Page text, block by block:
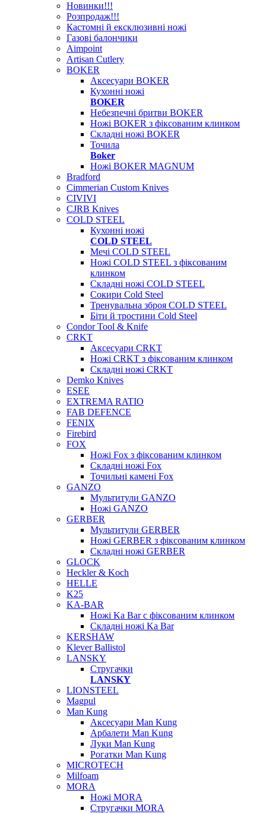
Новинки!!!
Розпродаж!!!
Кастомні й ексклюзивні ножі
Газові балончики
Aimpoint
Artisan Cutlery
BOKER
Аксесуари BOKER
Кухонні ножі
BOKER
Небезпечні бритви BOKER
Ножі BOKER з фіксованим клинком
Складні ножі BOKER
Точила
Boker
Ножі BOKER MAGNUM
Bradford
Cimmerian Custom Knives
CIVIVI
CJRB Knives
COLD STEEL
Кухонні ножі
COLD STEEL
Мечі COLD STEEL
Ножі COLD STEEL з фіксованим
клинком
Складні ножі COLD STEEL
Сокири Cold Steel
Тренувальна зброя COLD STEEL
Біти й тростини Cold Steel
Condor Tool & Knife
CRKT
Аксесуари CRKT
Ножі CRKT з фіксованим клинком
Складні ножі CRKT
Demko Knives
ESEE
EXTREMA RATIO
FAB DEFENCE
FENIX
Firebird
FOX
Ножі Fox з фіксованим клинком
Складні ножі Fox
Точильні камені Fox
GANZO
Мультитули GANZO
Ножі GANZO
GERBER
Мультитули GERBER
Ножі GERBER з фіксованим клинком
Складні ножі GERBER
GLOCK
Heckler & Koch
HELLE
K25
KA-BAR
Ножі Ka Bar c фіксованим клинком
Складні ножі Ka Bar
KERSHAW
Klever Ballistol
LANSKY
Стругачки
LANSKY
LIONSTEEL
Magpul
Man Kung
Аксесуари Man Kung
Арбалети Man Kung
Луки Man Kung
Рогатки Man Kung
MICROTECH
Milfoam
MORA
Ножі MORA
Стругачки MORA